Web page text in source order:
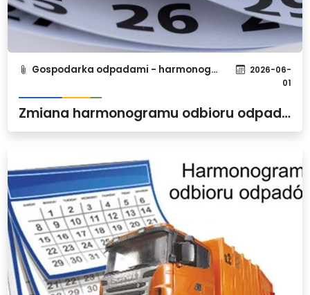
Gospodarka odpadami - harmonogram
2026-06-
01
Zmiana harmonogramu odbioru odpadów zmieszanych